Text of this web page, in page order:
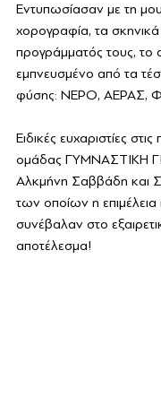
Εντυπωσίασαν με τη
χορογραφία, τα
προγράμματός τους, το
εμπνευσμένο από τα
φύσης: ΝΕΡΟ, ΑΕΡΑΣ,
Ειδικές ευχαριστίες
ομάδας ΓΥΜΝΑΣΤΙΚΗ
Αλκμήνη Σαββάδη και
των οποίων η επιμέλεια
συνέβαλαν στο
αποτέλεσμα!